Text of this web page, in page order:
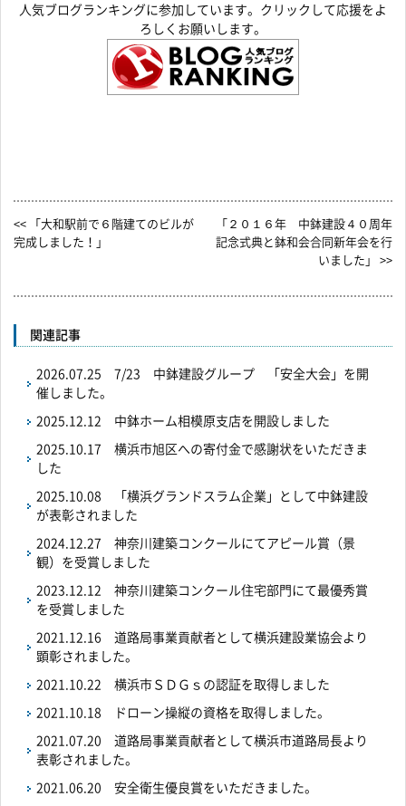
人気ブログランキングに参加しています。クリックして応援をよ
ろしくお願いします。
<< 「大和駅前で６階建てのビルが
完成しました！」
「２０１６年 中鉢建設４０周年
記念式典と鉢和会合同新年会を行
いました」 >>
関連記事
2026.07.25 7/23 中鉢建設グループ 「安全大会」を開
催しました。
2025.12.12 中鉢ホーム相模原支店を開設しました
2025.10.17 横浜市旭区への寄付金で感謝状をいただきま
した
2025.10.08
「横浜グランドスラム企業」として中鉢建設
が表彰されました
2024.12.27 神奈川建築コンクールにてアピール賞（景
観）を受賞しました
2023.12.12 神奈川建築コンクール住宅部門にて最優秀賞
を受賞しました
2021.12.16 道路局事業貢献者として横浜建設業協会より
顕彰されました。
2021.10.22 横浜市ＳＤＧｓの認証を取得しました
2021.10.18 ドローン操縦の資格を取得しました。
2021.07.20 道路局事業貢献者として横浜市道路局長より
表彰されました。
2021.06.20 安全衛生優良賞をいただきました。